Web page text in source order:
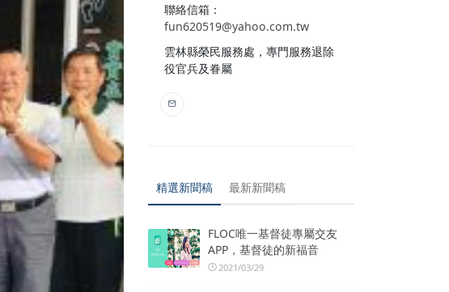
聯絡信箱：
fun620519@yahoo.com.tw
雲林縣榮民服務處，專門服務退除
役官兵及眷屬
精選新聞稿 最新新聞稿
FLOC唯一基督徒專屬交友
APP，基督徒的新福音
2021/03/29